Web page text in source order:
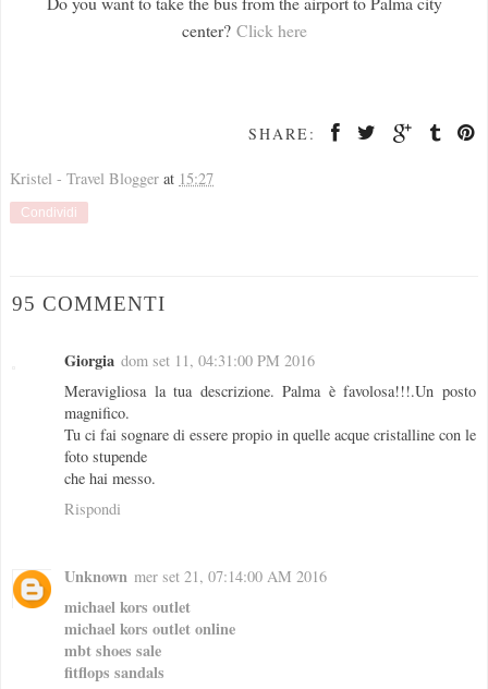
center? Click here
SHARE:
Kristel - Travel Blogger at 15:27
Condividi
95 COMMENTI
Giorgia dom set 11, 04:31:00 PM 2016
Meravigliosa la tua descrizione. Palma è favolosa!!!.Un posto
magnifico.
Tu ci fai sognare di essere propio in quelle acque cristalline con le
foto stupende
che hai messo.
Rispondi
Unknown mer set 21, 07:14:00 AM 2016
michael kors outlet
michael kors outlet online
mbt shoes sale
fitflops sandals